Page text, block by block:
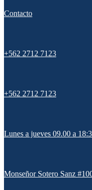
Contacto
+562 2712 7123
+562 2712 7123
Lunes a jueves 09.00 a
Monseñor Sotero Sanz